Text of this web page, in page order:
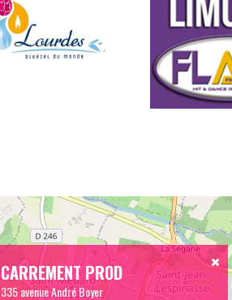
CARREMENT PROD
335 avenue André Boyer